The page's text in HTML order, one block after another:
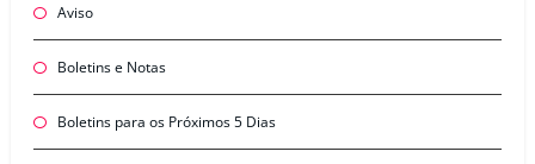
Aviso
Boletins e Notas
Boletins para os Próximos 5 Dias